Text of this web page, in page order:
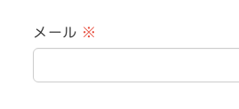
メール ※